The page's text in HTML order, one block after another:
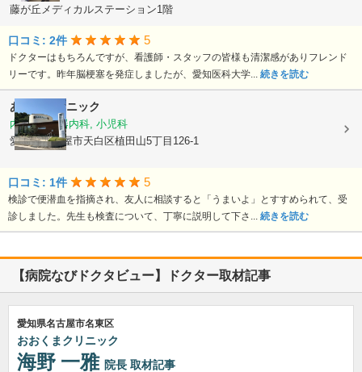
藤が丘メディカルステーション1階
口コミ: 2件 5
ドクターはもちろんですが、看護師・スタッフの皆様も清潔感がありフレンド
リーです。昨年脳梗塞を発症しましたが、愛知医科大学... 続きを読む
あおきクリニック
内科, 消化器内科, 小児科
愛知県名古屋市天白区植田山5丁目126-1
口コミ: 1件 5
検診で便潜血を指摘され、友人に相談すると「うまいよ」とすすめられて、受
診しました。先生も検査について、丁寧に説明して下さ... 続きを読む
【病院なびドクタビュー】ドクター取材記事
愛知県名古屋市名東区
おおくまクリニック
海野 一雅 院長 取材記事